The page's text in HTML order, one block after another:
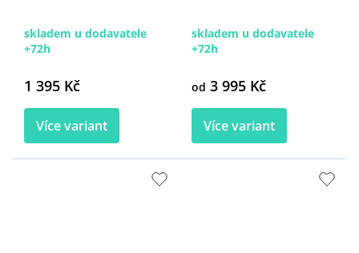
skladem u dodavatele
+72h
1 395 Kč
Více variant
skladem u dodavatele
+72h
od 3 995 Kč
Více variant